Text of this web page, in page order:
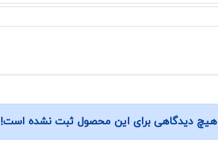
هیچ دیدگاهی برای این محصول ثبت نشده است!